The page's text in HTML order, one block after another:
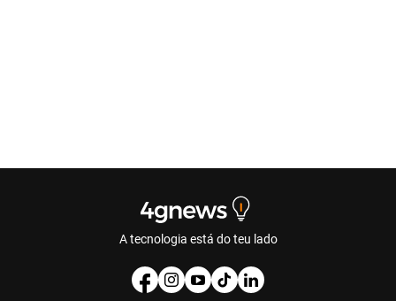
A tecnologia está do teu lado